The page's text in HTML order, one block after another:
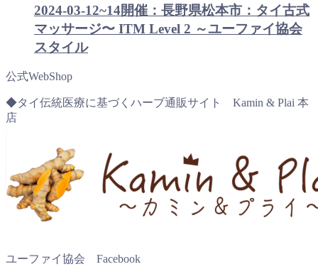
2024-03-12~14開催：長野県松本市：タイ古式
マッサージ〜 ITM Level 2 ～ユーファイ協会
スタイル
公式WebShop
◆タイ伝統医療に基づくハーブ通販サイト Kamin & Plai 本
店
ユーファイ協会 Facebook